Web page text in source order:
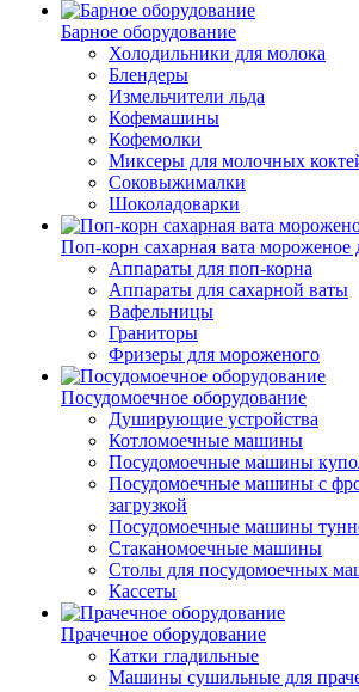
Барное оборудование
Холодильники для молока
Блендеры
Измельчители льда
Кофемашины
Кофемолки
Миксеры для молочных
Соковыжималки
Шоколадоварки
Поп-корн сахарная вата мороженое
Аппараты для поп-корна
Аппараты для сахарной ваты
Вафельницы
Граниторы
Фризеры для мороженого
Посудомоечное оборудование
Душирующие устройства
Котломоечные машины
Посудомоечные машины
Посудомоечные машины с
загрузкой
Посудомоечные машины
Стаканомоечные машины
Столы для посудомоечных
Кассеты
Прачечное оборудование
Катки гладильные
Машины сушильные для